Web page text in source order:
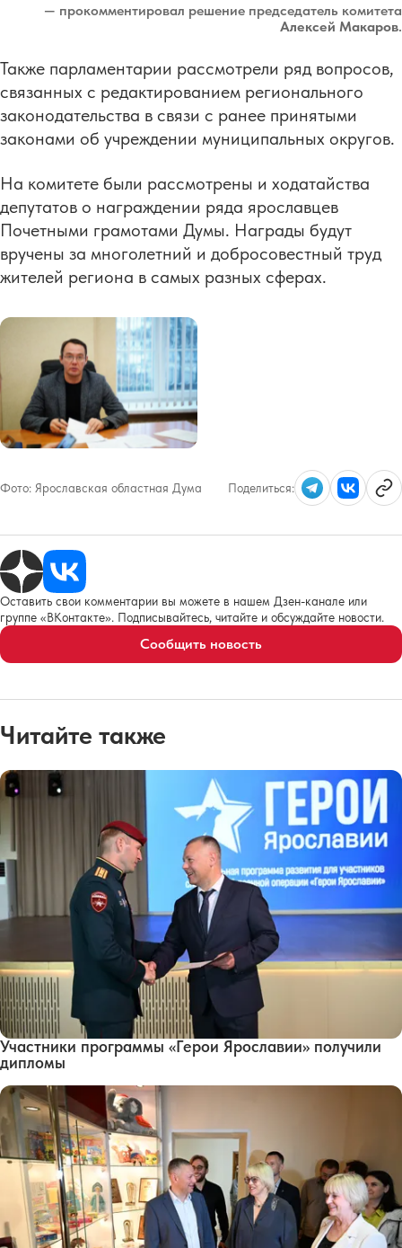
— прокомментировал решение председатель комитета
Алексей Макаров.
Также парламентарии рассмотрели ряд вопросов,
связанных с редактированием регионального
законодательства в связи с ранее принятыми
законами об учреждении муниципальных округов.
На комитете были рассмотрены и ходатайства
депутатов о награждении ряда ярославцев
Почетными грамотами Думы. Награды будут
вручены за многолетний и добросовестный труд
жителей региона в самых разных сферах.
Фото: Ярославская областная Дума Поделиться:
Оставить свои комментарии вы можете в нашем Дзен-канале или
группе «ВКонтакте». Подписывайтесь, читайте и обсуждайте новости.
Сообщить новость
Читайте также
Участники программы «Герои Ярославии» получили
дипломы